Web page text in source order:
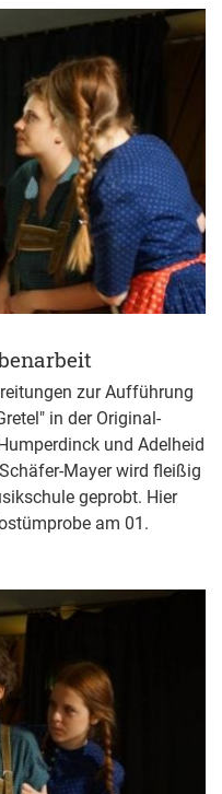
zur Aufführung
in der Original-
und Adelheid
Mayer wird fleißig
geprobt. Hier
am 01.